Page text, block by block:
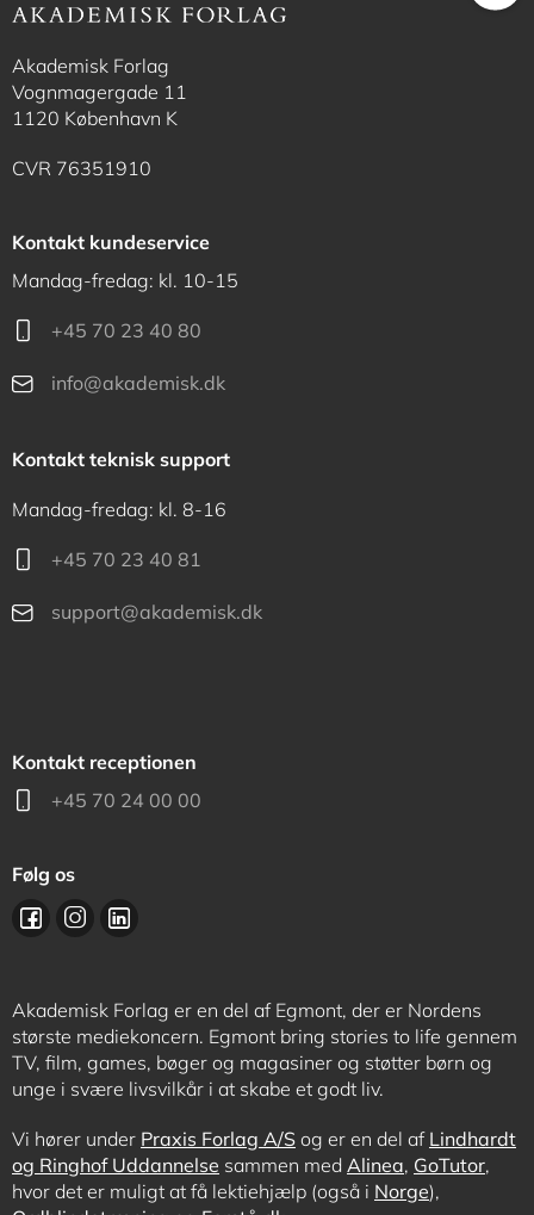
Akademisk Forlag
Vognmagergade 11
1120 København K
CVR 76351910
Kontakt kundeservice
Mandag-fredag: kl. 10-15
+45 70 23 40 80
info@akademisk.dk
Kontakt teknisk support
Mandag-fredag: kl. 8-16
+45 70 23 40 81
support@akademisk.dk
Kontakt receptionen
+45 70 24 00 00
Følg os
Akademisk Forlag er en del af Egmont, der er Nordens
største mediekoncern. Egmont bring stories to life gennem
TV, film, games, bøger og magasiner og støtter børn og
unge i svære livsvilkår i at skabe et godt liv.
Vi hører under Praxis Forlag A/S og er en del af Lindhardt
og Ringhof Uddannelse sammen med Alinea, GoTutor,
hvor det er muligt at få lektiehjælp (også i Norge),